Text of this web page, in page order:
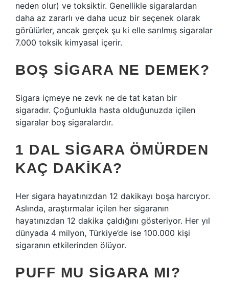
neden olur) ve toksiktir. Genellikle sigaralardan
daha az zararlı ve daha ucuz bir seçenek olarak
görülürler, ancak gerçek şu ki elle sarılmış sigaralar
7.000 toksik kimyasal içerir.
BOŞ SIGARA NE DEMEK?
Sigara içmeye ne zevk ne de tat katan bir
sigaradır. Çoğunlukla hasta olduğunuzda içilen
sigaralar boş sigaralardır.
1 DAL SIGARA ÖMÜRDEN
KAÇ DAKIKA?
Her sigara hayatınızdan 12 dakikayı boşa harcıyor.
Aslında, araştırmalar içilen her sigaranın
hayatınızdan 12 dakika çaldığını gösteriyor. Her yıl
dünyada 4 milyon, Türkiye’de ise 100.000 kişi
sigaranın etkilerinden ölüyor.
PUFF MU SIGARA MI?